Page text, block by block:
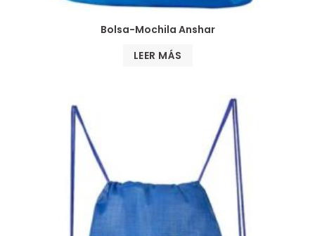
Bolsa-Mochila Anshar
LEER MÁS